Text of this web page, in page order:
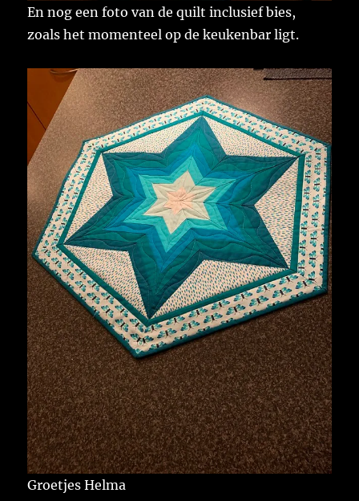
En nog een foto van de quilt inclusief bies,
zoals het momenteel op de keukenbar ligt.
Groetjes Helma